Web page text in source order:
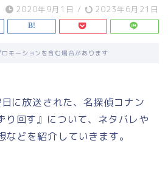
2020年9月1日 / 2023年6月21日
モーションを含む場合があります
に放送された、名探偵コナン
回す』について、ネタバレや
どを紹介していきます。